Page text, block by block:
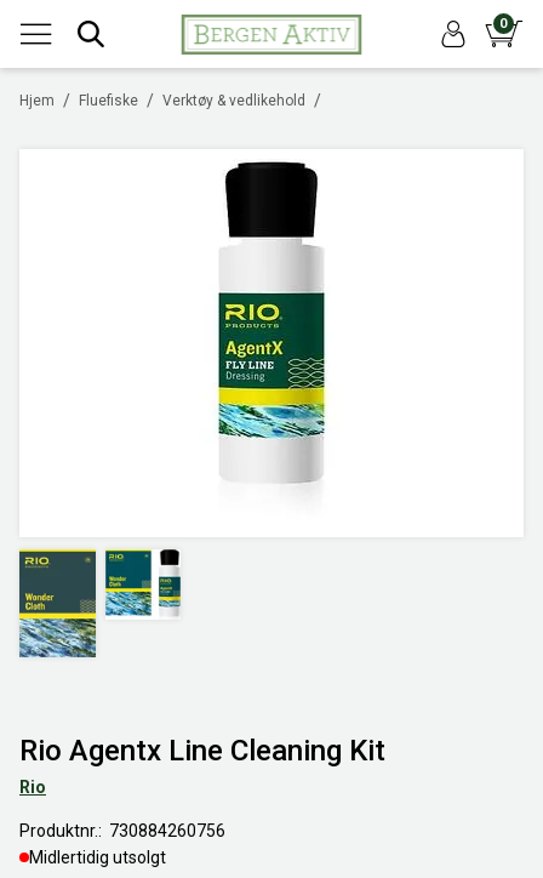
0
/
Hjem /
Fluefiske /
Verktøy & vedlikehold
Rio Agentx Line Cleaning Kit
Rio
Produktnr.
730884260756
Midlertidig utsolgt